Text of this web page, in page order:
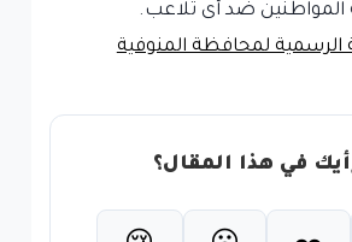
المواطنين ضد أى تلاعب.
لمحافظة المنوفية
في هذا المقال؟